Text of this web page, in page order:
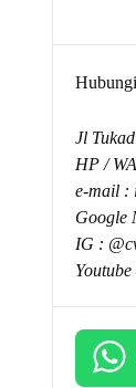
Jl
HP /
e-mail :
Google
IG :